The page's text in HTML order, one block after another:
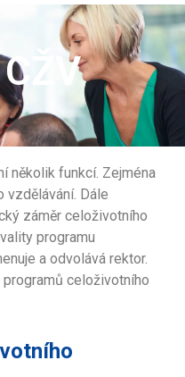
CŽV
několik funkcí. Zejména
vzdělávání. Dále
záměr celoživotního
programu
a odvolává rektor.
celoživotního